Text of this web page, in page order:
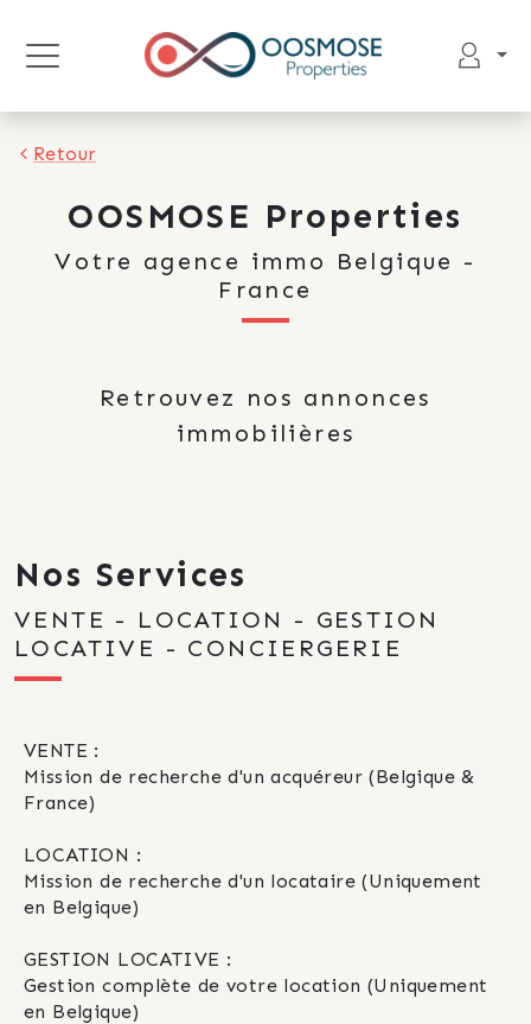
Retour
OOSMOSE Properties
Votre agence immo Belgique -
France
Retrouvez nos annonces
immobilières
Nos Services
VENTE - LOCATION - GESTION
LOCATIVE - CONCIERGERIE
VENTE :
Mission de recherche d'un acquéreur (Belgique &
France)
LOCATION :
Mission de recherche d'un locataire (Uniquement
en Belgique)
GESTION LOCATIVE :
Gestion complète de votre location (Uniquement
en Belgique)